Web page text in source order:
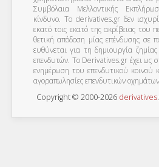
Συμβόλαια Μελλοντικής
κίνδυνο. Το derivatives.gr δεν
εκατό τοις εκατό της ακρίβειας του
θετική απόδοση μίας επένδυσης σε
ευθύνεται για τη δημιουργία
επενδυτών. To Derivatives.gr έχει ως
ενημέρωση του επενδυτικού κοινού
αγοραπωλησίες επενδυτικών
Copyright © 2000-2026 derivatives.